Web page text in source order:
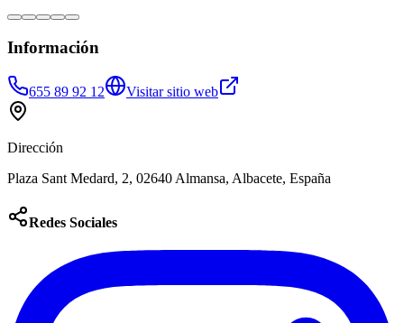
Información
655 89 92 12 Visitar sitio web
Dirección
Plaza Sant Medard, 2, 02640 Almansa, Albacete, España
Redes Sociales